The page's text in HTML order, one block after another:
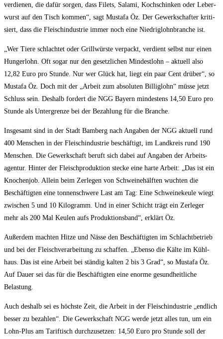
ver­die­nen, die dafür sor­gen, dass Filets, Sala­mi, Koch­schin­ken oder Leber­
wurst auf den Tisch kom­men“, sagt Mus­ta­fa Öz. Der Gewerk­schaf­ter kri­ti­
siert, dass die Fleisch­in­dus­trie immer noch eine Nied­rig­lohn­bran­che ist.
„Wer Tie­re schlach­tet oder Grill­würs­te ver­packt, ver­dient selbst nur einen
Hun­ger­lohn. Oft sogar nur den gesetz­li­chen Min­dest­lohn – aktu­ell also
12,82 Euro pro Stun­de. Nur wer Glück hat, liegt ein paar Cent drü­ber“, so
Mus­ta­fa Öz. Doch mit der „Arbeit zum abso­lu­ten Bil­lig­lohn“ müs­se jetzt
Schluss sein. Des­halb for­dert die NGG Bay­ern min­des­tens 14,50 Euro pro
Stun­de als Unter­gren­ze bei der Bezah­lung für die Branche.
Ins­ge­samt sind in der Stadt Bam­berg nach Anga­ben der NGG aktu­ell rund
400 Men­schen in der Fleisch­in­dus­trie beschäf­tigt, im Land­kreis rund 190
Men­schen. Die Gewerk­schaft beruft sich dabei auf Anga­ben der Arbeits­
agen­tur. Hin­ter der Fleisch­pro­duk­ti­on ste­cke eine har­te Arbeit: „Das ist ein
Kno­chen­job. Allein beim Zer­le­gen von Schwei­ne­hälf­ten wuch­ten die
Beschäf­tig­ten eine ton­nen­schwe­re Last am Tag: Eine Schwei­ne­keu­le wiegt
zwi­schen 5 und 10 Kilo­gramm. Und in einer Schicht trägt ein Zer­le­ger
mehr als 200 Mal Keu­len aufs Pro­duk­ti­ons­band“, erklärt Öz.
Außer­dem mach­ten Hit­ze und Näs­se den Beschäf­tig­ten im Schlacht­be­trieb
und bei der Fleisch­ver­ar­bei­tung zu schaf­fen. „Eben­so die Käl­te im Kühl­
haus. Das ist eine Arbeit bei stän­dig kal­ten 2 bis 3 Grad“, so Mus­ta­fa Öz.
Auf Dau­er sei das für die Beschäf­tig­ten eine enor­me gesund­heit­li­che
Belastung.
Auch des­halb sei es höchs­te Zeit, die Arbeit in der Fleisch­in­dus­trie „end­lich
bes­ser zu bezah­len“. Die Gewerk­schaft NGG wer­de jetzt alles tun, um ein
Lohn-Plus am Tarif­tisch durch­zu­set­zen: 14,50 Euro pro Stun­de soll der